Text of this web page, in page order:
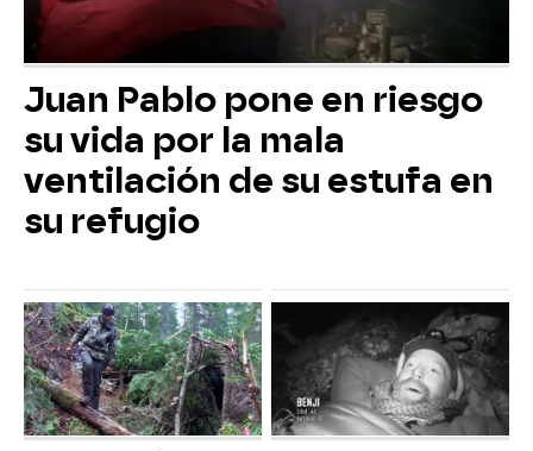
Juan Pablo pone en riesgo
su vida por la mala
ventilación de su estufa en
su refugio